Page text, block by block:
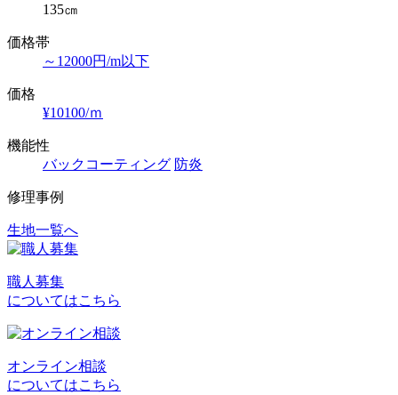
135㎝
価格帯
～12000円/m以下
価格
¥10100/ｍ
機能性
バックコーティング 防炎
修理事例
投
ナ
ビ
ー
生地一覧へ
職人募集
についてはこちら
オンライン相談
についてはこちら